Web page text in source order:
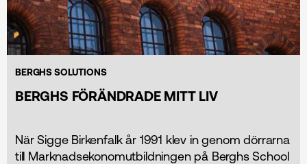
BERGHS SOLUTIONS
BERGHS FÖRÄNDRADE MITT LIV
När Sigge Birkenfalk år 1991 klev in genom dörrarna
till Marknadsekonomutbildningen på Berghs School